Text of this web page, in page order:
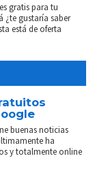
gratis para tu
¿te gustaría saber
está de oferta
buenas noticias
ha
y totalmente online